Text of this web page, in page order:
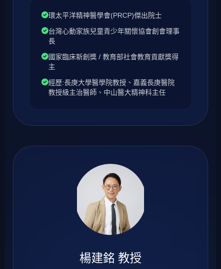
環太平洋精神醫學會(PRCP)傑出院士
台灣心動家族兒童青少年關懷協會創會理事
長
國家臨床新創獎 / 教育部社會教育貢獻獎得
主
經歷:長庚大學醫學院教授、嘉義長庚醫院
教授級主治醫師、中山醫大精神科主任
楊建銘 教授